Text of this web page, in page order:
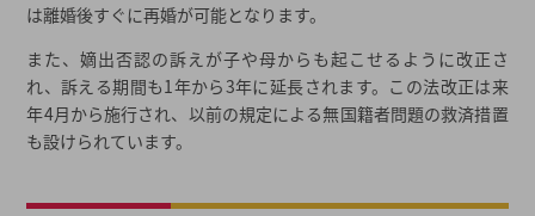
は離婚後すぐに再婚が可能となります。
また、嫡出否認の訴えが子や母からも起こせるように改正さ
れ、訴える期間も1年から3年に延長されます。この法改正は来
年4月から施行され、以前の規定による無国籍者問題の救済措置
も設けられています。